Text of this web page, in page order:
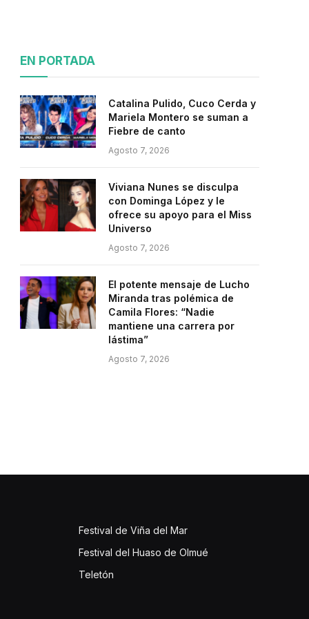
EN PORTADA
Catalina Pulido, Cuco Cerda y
Mariela Montero se suman a
Fiebre de canto
Agosto 7, 2026
Viviana Nunes se disculpa
con Dominga López y le
ofrece su apoyo para el Miss
Universo
Agosto 7, 2026
El potente mensaje de Lucho
Miranda tras polémica de
Camila Flores: “Nadie
mantiene una carrera por
lástima”
Agosto 7, 2026
Festival de Viña del Mar
Festival del Huaso de Olmué
Teletón